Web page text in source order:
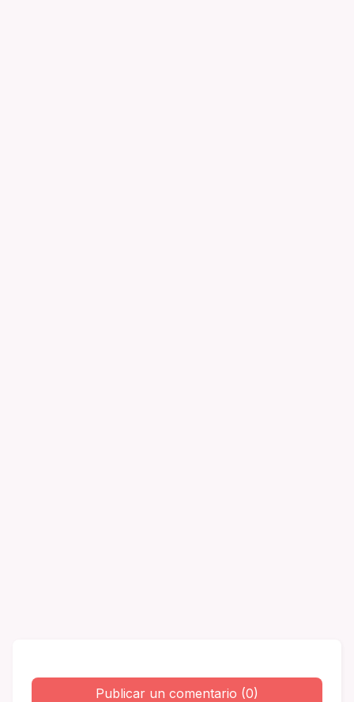
Publicar un comentario (0)